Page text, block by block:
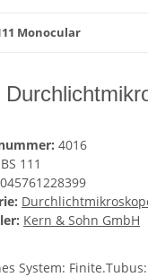
Monocular
4016
111
Kern & Sohn GmbH
System: